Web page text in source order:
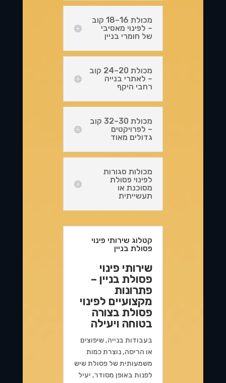
מכולת 16–18 קוב
– לפינוי מאסיבי
של חומרי בניין
מכולת 20–24 קוב
– לאתרי בנייה
רחבי היקף
מכולת 30–32 קוב
– לפרויקטים
גדולים מאוד
מכולות סגורות
לפינוי פסולת
מסוכנת או
תעשייתית
קטלוג שירותי פינוי
פסולת בניין
שירותי פינוי
פסולת בניין –
פתרונות
מקצועיים לפינוי
פסולת בצורה
בטוחה ויעילה
בעבודות בנייה, שיפוצים
או הריסה, נוצרת כמות
משמעותית של פסולת שיש
לפנות באופן מסודר, יעיל